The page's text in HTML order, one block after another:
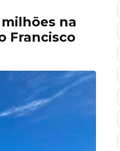
na
Francisco